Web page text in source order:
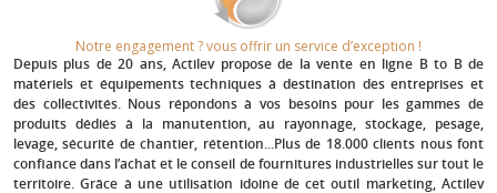
Notre engagement ? vous offrir un service d’exception !​
Depuis plus de 20 ans, Actilev propose de la vente en ligne B to B de
matériels et équipements techniques à destination des entreprises et
des collectivités. Nous répondons à vos besoins pour les gammes de
produits dédiés à la manutention, au rayonnage, stockage, pesage,
levage, sécurité de chantier, rétention...Plus de 18.000 clients nous font
confiance dans l’achat et le conseil de fournitures industrielles sur tout le
territoire. Grâce à une utilisation idoine de cet outil marketing, Actilev